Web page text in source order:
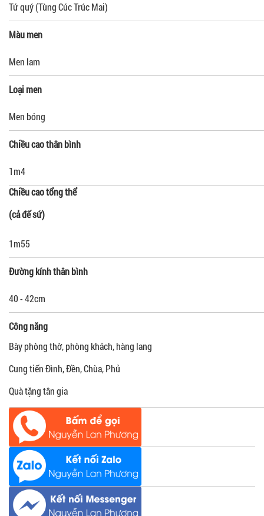
Tứ quý (Tùng Cúc Trúc Mai)
Màu men
Men lam
Loại men
Men bóng
Chiều cao thân bình
1m4
Chiều cao tổng thể
(cả đế sứ)
1m55
Đường kính thân bình
40 - 42cm
Công năng
Bày phòng thờ, phòng khách, hàng lang
Cung tiến Đình, Đền, Chùa, Phủ
Quà tặng tân gia